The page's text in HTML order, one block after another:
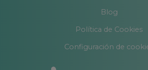
Blog
Política de Cookies
Configuración de